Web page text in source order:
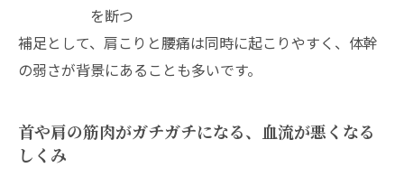
を断つ
補足として、肩こりと腰痛は同時に起こりやすく、体幹
の弱さが背景にあることも多いです。
首や肩の筋肉がガチガチになる、血流が悪くなる
しくみ